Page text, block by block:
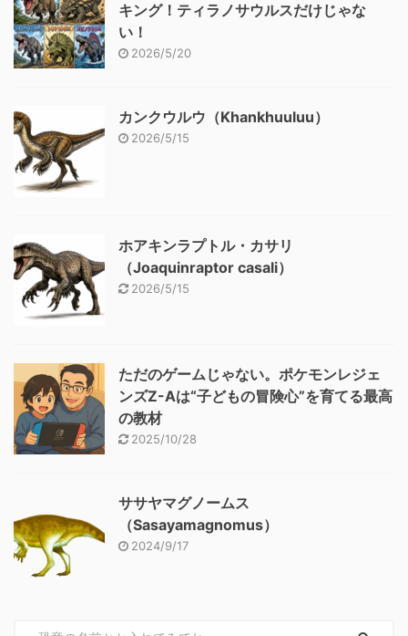
キング！ティラノサウルスだけじゃな
い！
2026/5/20
カンクウルウ（Khankhuuluu）
2026/5/15
ホアキンラプトル・カサリ
（Joaquinraptor casali）
2026/5/15
ただのゲームじゃない。ポケモンレジェ
ンズZ-Aは“子どもの冒険心”を育てる最高
の教材
2025/10/28
ササヤマグノームス
（Sasayamagnomus）
2024/9/17